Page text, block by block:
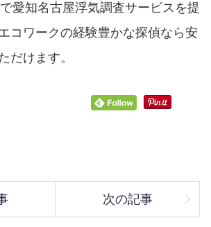
愛知名古屋浮気調査サービスを提
コワークの経験豊かな探偵なら安
だけます。
次の記事